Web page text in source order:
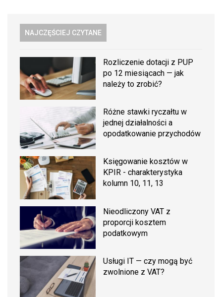
NAJCZĘŚCIEJ CZYTANE
Rozliczenie dotacji z PUP
po 12 miesiącach — jak
należy to zrobić?
Różne stawki ryczałtu w
jednej działalności a
opodatkowanie przychodów
Księgowanie kosztów w
KPIR - charakterystyka
kolumn 10, 11, 13
Nieodliczony VAT z
proporcji kosztem
podatkowym
Usługi IT — czy mogą być
zwolnione z VAT?